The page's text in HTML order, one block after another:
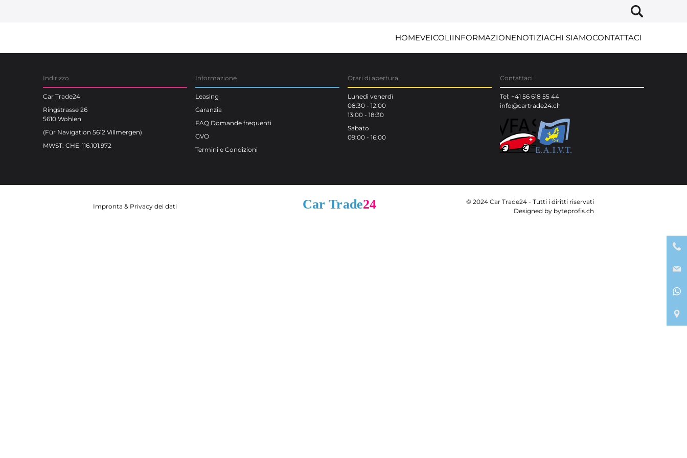
HOMEVEICOLIINFORMAZIONENOTIZIACHI SIAMOCONTATTACI
Indirizzo
Car Trade24
Ringstrasse 26
5610 Wohlen
(Für Navigation 5612 Villmergen)
MWST: CHE-116.101.972
Informazione
Leasing
Garanzia
FAQ Domande frequenti
GVO
Termini e Condizioni
Orari di apertura
Lunedì venerdì
08:30 - 12:00
13:00 - 18:30
Sabato
09:00 - 16:00
Contattaci
Tel: +41 56 618 55 44
info@cartrade24.ch
Impronta & Privacy dei dati
© 2024 Car Trade24 - Tutti i diritti riservati
Designed by byteprofis.ch